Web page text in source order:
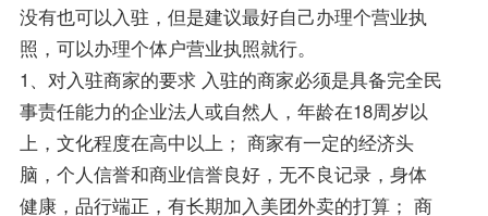
没有也可以入驻，但是建议最好自己办理个营业执
照，可以办理个体户营业执照就行。
1、对入驻商家的要求 入驻的商家必须是具备完全民
事责任能力的企业法人或自然人，年龄在18周岁以
上，文化程度在高中以上； 商家有一定的经济头
脑，个人信誉和商业信誉良好，无不良记录，身体
健康，品行端正，有长期加入美团外卖的打算； 商